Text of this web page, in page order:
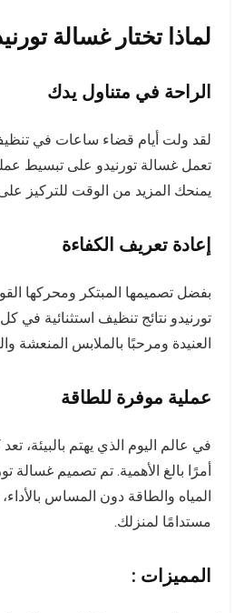
لماذا تختار غسالة
الراحة في متناول يدك
لقد ولت أيام قضاء ساعات في
تعمل غسالة تورنيدو على تبسيط
يمنحك المزيد من الوقت للتركيز على
إعادة تعريف الكفاءة
بفضل تصميمها المبتكر ومحركها
تورنيدو نتائج تنظيف استثنائية في
العنيدة ومرحبًا بالملابس المنعشة
عملية موفرة للطاقة
في عالم اليوم الذي يهتم بالبيئة،
أمرًا بالغ الأهمية. تم تصميم غسالة
المياه والطاقة دون المساس بالأداء،
مستدامًا لمنزلك.
المميزات :